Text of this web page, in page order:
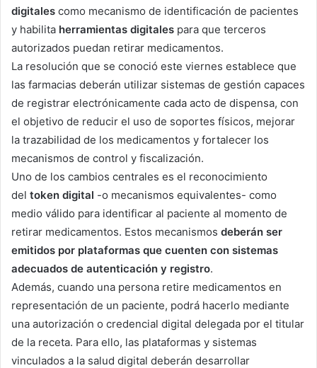
digitales como mecanismo de identificación de pacientes
y habilita herramientas digitales para que terceros
autorizados puedan retirar medicamentos.
La resolución que se conoció este viernes establece que
las farmacias deberán utilizar sistemas de gestión capaces
de registrar electrónicamente cada acto de dispensa, con
el objetivo de reducir el uso de soportes físicos, mejorar
la trazabilidad de los medicamentos y fortalecer los
mecanismos de control y fiscalización.
Uno de los cambios centrales es el reconocimiento
del token digital -o mecanismos equivalentes- como
medio válido para identificar al paciente al momento de
retirar medicamentos. Estos mecanismos deberán ser
emitidos por plataformas que cuenten con sistemas
adecuados de autenticación y registro.
Además, cuando una persona retire medicamentos en
representación de un paciente, podrá hacerlo mediante
una autorización o credencial digital delegada por el titular
de la receta. Para ello, las plataformas y sistemas
vinculados a la salud digital deberán desarrollar